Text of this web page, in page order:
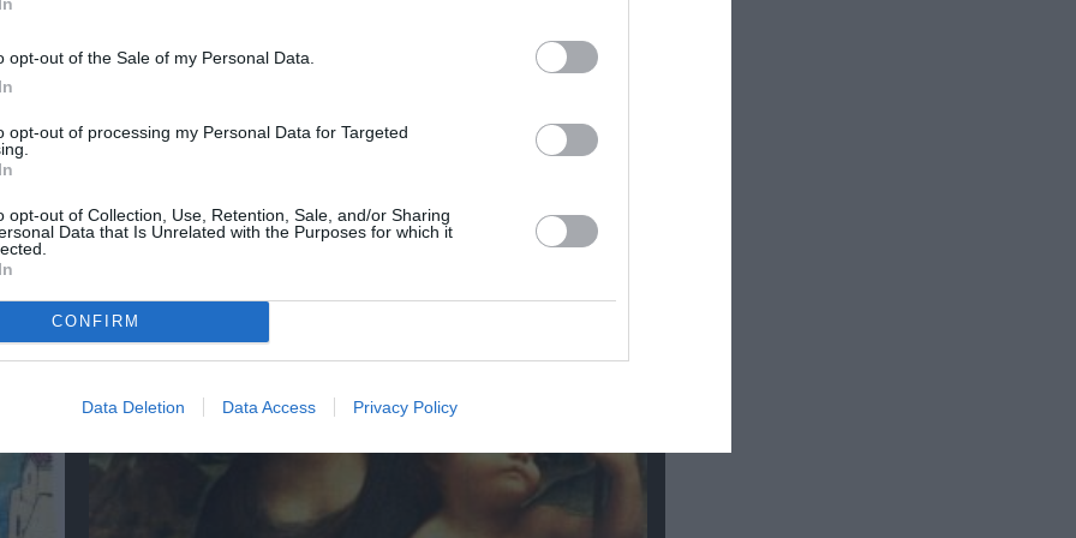
opt-out of the Sale of my Personal Data.
opt-out of processing my Personal Data for Targeted
opt-out of Collection, Use, Retention, Sale, and/or Sharing
Data that Is Unrelated with the Purposes for which it
CONFIRM
Data Deletion Data Access Privacy Policy
Πάτμο